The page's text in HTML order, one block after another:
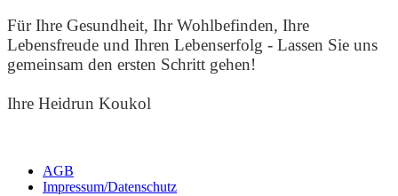
Für Ihre Gesundheit, Ihr Wohlbefinden, Ihre
Lebensfreude und Ihren Lebenserfolg - Lassen Sie uns
gemeinsam den ersten Schritt gehen!
Ihre Heidrun Koukol
AGB
Impressum/Datenschutz